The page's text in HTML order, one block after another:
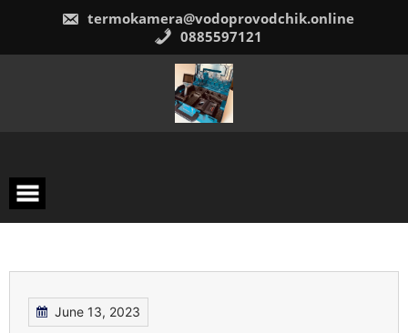
termokamera@vodoprovodchik.online
0885597121
June 13, 2023